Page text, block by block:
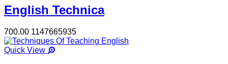
English Technica
700.00 1147665935
Quick View